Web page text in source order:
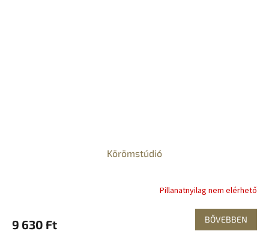
Körömstúdió
Pillanatnyilag nem elérhető
9 630 Ft BŐVEBBEN